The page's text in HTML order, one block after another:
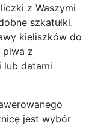
z Waszymi
szkatułki.
kieliszków do
piwa z
lub datami
jest wybór